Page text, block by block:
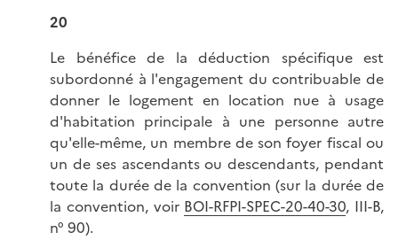
20
Le bénéfice de la déduction spécifique est
subordonné à l'engagement du contribuable de
donner le logement en location nue à usage
d'habitation principale à une personne autre
qu'elle-même, un membre de son foyer fiscal ou
un de ses ascendants ou descendants, pendant
toute la durée de la convention (sur la durée de
la convention, voir BOI-RFPI-SPEC-20-40-30, III-B,
n° 90).